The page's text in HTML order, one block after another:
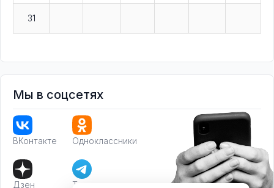
31
Мы в соцсетях
ВКонтакте Одноклассники
Дзен Телеграм